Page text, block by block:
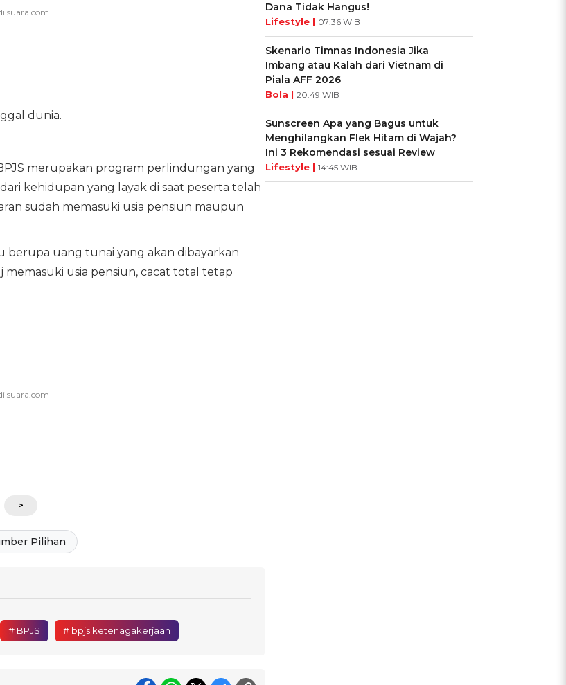
dunia.
merupakan program perlindungan yang
kehidupan yang layak di saat peserta telah
sudah memasuki usia pensiun maupun
berupa uang tunai yang akan dibayarkan
usia pensiun, cacat total tetap
>
Pilihan
# BPJS # bpjs ketenagakerjaan
Dana Tidak Hangus!
Lifestyle | 07:36 WIB
Skenario Timnas Indonesia Jika
Imbang atau Kalah dari Vietnam di
Piala AFF 2026
Bola | 20:49 WIB
Sunscreen Apa yang Bagus untuk
Menghilangkan Flek Hitam di Wajah?
Ini 3 Rekomendasi sesuai Review
Lifestyle | 14:45 WIB